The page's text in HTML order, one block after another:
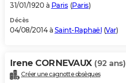
31/01/1920 à Paris (Paris)
Décès
04/08/2014 à Saint-Raphaël (Var)
Irene CORNEVAUX (92 ans)
Créer une cagnotte obsèques